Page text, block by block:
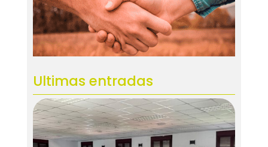
Ultimas entradas